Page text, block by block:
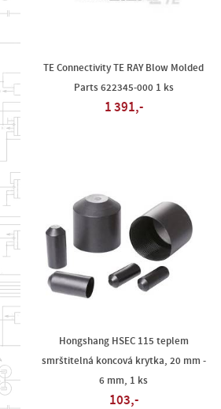
TE Connectivity TE RAY Blow Molded
Parts 622345-000 1 ks
1 391,-
Hongshang HSEC 115 teplem
smrštitelná koncová krytka, 20 mm -
6 mm, 1 ks
103,-